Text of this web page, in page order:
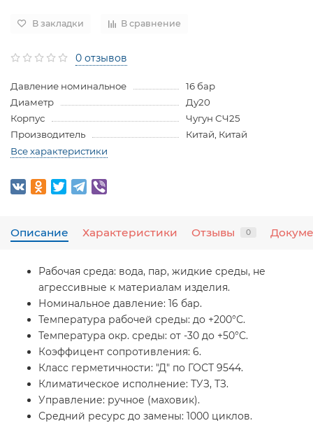
В закладки В сравнение
0 отзывов
Давление номинальное
16 бар
Диаметр
Ду20
Корпус
Чугун СЧ25
Производитель
Китай, Китай
Все характеристики
Описание Характеристики Отзывы 0
Рабочая среда: вода, пар, жидкие среды, не
агрессивные к материалам изделия.
Номинальное давление: 16 бар.
Температура рабочей среды: до +200°С.
Температура окр. среды: от -30 до +50°С.
Коэффицент сопротивления: 6.
Класс герметичности: "Д" по ГОСТ 9544.
Климатическое исполнение: ТУЗ, ТЗ.
Управление: ручное (маховик).
Средний ресурс до замены: 1000 циклов.